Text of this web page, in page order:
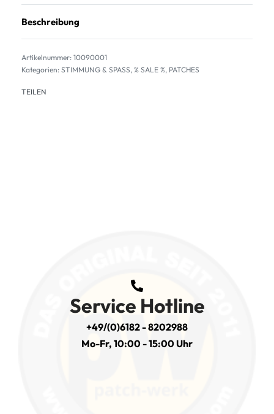
Beschreibung
10090001
Kategorien: STIMMUNG & SPASS, % SALE %, PATCHES
TEILEN
Service Hotline
+49/(0)6182 - 8202988
Mo-Fr, 10:00 - 15:00 Uhr